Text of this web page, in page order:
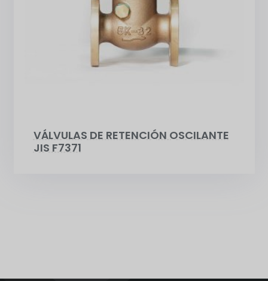
VÁLVULAS DE RETENCIÓN OSCILANTE
JIS F7371